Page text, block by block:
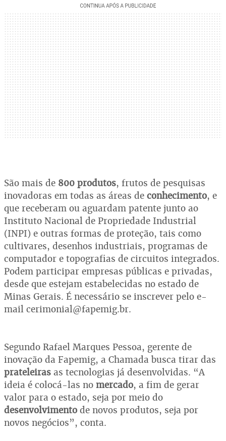
São mais de 800 produtos, frutos de pesquisas
inovadoras em todas as áreas de conhecimento, e
que receberam ou aguardam patente junto ao
Instituto Nacional de Propriedade Industrial
(INPI) e outras formas de proteção, tais como
cultivares, desenhos industriais, programas de
computador e topografias de circuitos integrados.
Podem participar empresas públicas e privadas,
desde que estejam estabelecidas no estado de
Minas Gerais. É necessário se inscrever pelo e-
mail cerimonial@fapemig.br.
Segundo Rafael Marques Pessoa, gerente de
inovação da Fapemig, a Chamada busca tirar das
prateleiras as tecnologias já desenvolvidas. “A
ideia é colocá-las no mercado, a fim de gerar
valor para o estado, seja por meio do
desenvolvimento de novos produtos, seja por
novos negócios”, conta.